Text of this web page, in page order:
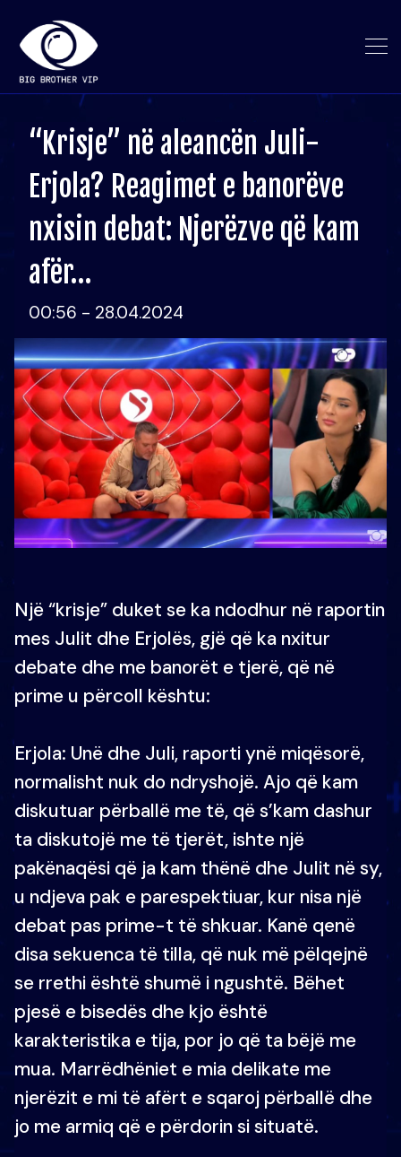
“Krisje” në aleancën Juli-
Erjola? Reagimet e banorëve
nxisin debat: Njerëzve që kam
afër…
00:56 - 28.04.2024
Një “krisje” duket se ka ndodhur në raportin
mes Julit dhe Erjolës, gjë që ka nxitur
debate dhe me banorët e tjerë, që në
prime u përcoll kështu:
Erjola: Unë dhe Juli, raporti ynë miqësorë,
normalisht nuk do ndryshojë. Ajo që kam
diskutuar përballë me të, që s’kam dashur
ta diskutojë me të tjerët, ishte një
pakënaqësi që ja kam thënë dhe Julit në sy,
u ndjeva pak e parespektiuar, kur nisa një
debat pas prime-t të shkuar. Kanë qenë
disa sekuenca të tilla, që nuk më pëlqejnë
se rrethi është shumë i ngushtë. Bëhet
pjesë e bisedës dhe kjo është
karakteristika e tija, por jo që ta bëjë me
mua. Marrëdhëniet e mia delikate me
njerëzit e mi të afërt e sqaroj përballë dhe
jo me armiq që e përdorin si situatë.